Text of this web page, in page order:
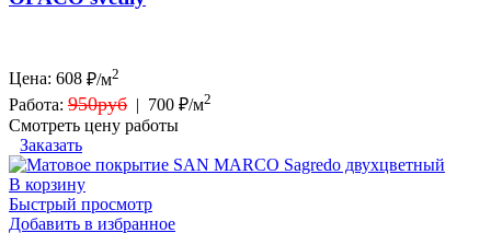
Цена: 608 ₽/м2
Работа: 950руб | 700 ₽/м2
Смотреть цену работы
Заказать
В корзину
Быстрый просмотр
Добавить в избранное